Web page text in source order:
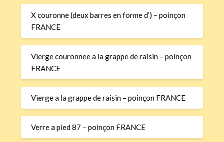
X couronne (deux barres en forme d’) – poinçon
FRANCE
Vierge couronnee a la grappe de raisin – poinçon
FRANCE
Vierge a la grappe de raisin – poinçon FRANCE
Verre a pied 87 – poinçon FRANCE